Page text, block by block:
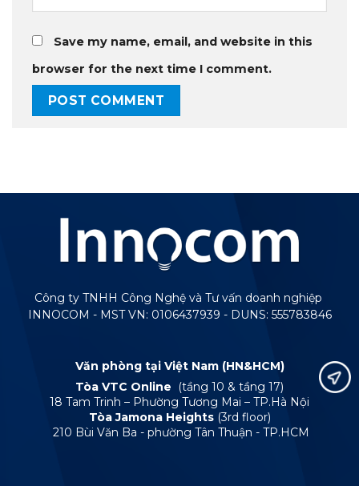
Save my name, email, and website in this
browser for the next time I comment.
Công ty TNHH Công Nghệ và Tư vấn doanh nghiệp
INNOCOM - MST VN: 0106437939 - DUNS: 555783846
Văn phòng tại Việt Nam (HN&HCM)
Tòa VTC Online
(tầng 10 & tầng 17)
18 Tam Trinh – Phường Tương Mai – TP.Hà Nội
Tòa Jamona Heights (3rd floor)
210 Bùi Văn Ba - phường Tân Thuận - TP.HCM